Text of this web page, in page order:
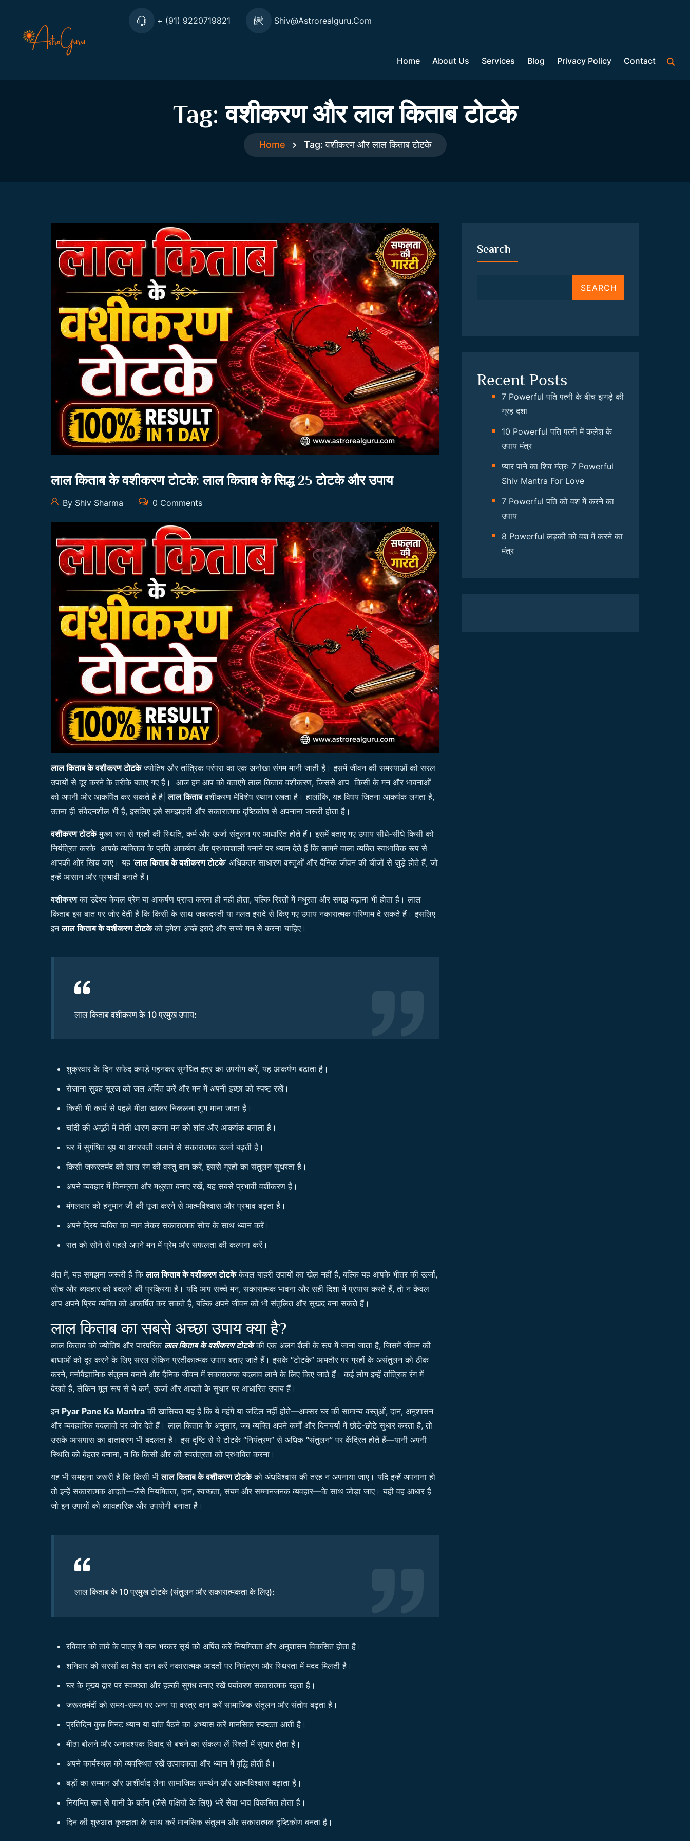
+ (91) 9220719821 Shiv@astrorealguru.com
Home About Us Services Blog Privacy Policy Contact
Tag:वशीकरण और लाल किताब टोटके
Home Tag:वशीकरण और लाल किताब टोटके
लाल किताब के वशीकरण टोटके: लाल किताब के सिद्ध 25 टोटके और उपाय
By Shiv Sharma 0 Comments
लाल किताब के वशीकरण टोटकेज्योतिष और तांत्रिक परंपरा का एक अनोखा संगम मानी जाती है। इसमें जीवन की समस्याओं को सरल
उपायों से दूर करने के तरीके बताए गए हैं। आज हम आप को बताएंगे लाल किताब वशीकरण, जिससे आप किसी के मन और भावनाओं
को अपनी ओर आकर्षित कर सकते है है|लाल किताबवशीकरण मेविशेष स्थान रखता है। हालांकि, यह विषय जितना आकर्षक लगता है,
उतना ही संवेदनशील भी है, इसलिए इसे समझदारी और सकारात्मक दृष्टिकोण से अपनाना जरूरी होता है।
वशीकरण टोटकेमुख्य रूप से ग्रहों की स्थिति, कर्म और ऊर्जा संतुलन पर आधारित होते हैं। इसमें बताए गए उपाय सीधे-सीधे किसी को
नियंत्रित करके आपके व्यक्तित्व के प्रति आकर्षण और प्रभावशाली बनाने पर ध्यान देते हैं कि सामने वाला व्यक्ति स्वाभाविक रूप से
आपकी ओर खिंच जाए। यह ‘लाल किताब के वशीकरण टोटके‘ अधिकतर साधारण वस्तुओं और दैनिक जीवन की चीजों से जुड़े होते हैं, जो
इन्हें आसान और प्रभावी बनाते हैं।
वशीकरणका उद्देश्य केवल प्रेम या आकर्षण प्राप्त करना ही नहीं होता, बल्कि रिश्तों में मधुरता और समझ बढ़ाना भी होता है। लाल
किताब इस बात पर जोर देती है कि किसी के साथ जबरदस्ती या गलत इरादे से किए गए उपाय नकारात्मक परिणाम दे सकते हैं। इसलिए
इनलाल किताब के वशीकरण टोटकेको हमेशा अच्छे इरादे और सच्चे मन से करना चाहिए।
लाल किताब वशीकरण के 10 प्रमुख उपाय:
शुक्रवार के दिन सफेद कपड़े पहनकर सुगंधित इत्र का उपयोग करें, यह आकर्षण बढ़ाता है।
रोजाना सुबह सूरज को जल अर्पित करें और मन में अपनी इच्छा को स्पष्ट रखें।
किसी भी कार्य से पहले मीठा खाकर निकलना शुभ माना जाता है।
चांदी की अंगूठी में मोती धारण करना मन को शांत और आकर्षक बनाता है।
घर में सुगंधित धूप या अगरबत्ती जलाने से सकारात्मक ऊर्जा बढ़ती है।
किसी जरूरतमंद को लाल रंग की वस्तु दान करें, इससे ग्रहों का संतुलन सुधरता है।
अपने व्यवहार में विनम्रता और मधुरता बनाए रखें, यह सबसे प्रभावी वशीकरण है।
मंगलवार को हनुमान जी की पूजा करने से आत्मविश्वास और प्रभाव बढ़ता है।
अपने प्रिय व्यक्ति का नाम लेकर सकारात्मक सोच के साथ ध्यान करें।
रात को सोने से पहले अपने मन में प्रेम और सफलता की कल्पना करें।
अंत में, यह समझना जरूरी है किलाल किताब के वशीकरण टोटकेकेवल बाहरी उपायों का खेल नहीं है, बल्कि यह आपके भीतर की ऊर्जा,
सोच और व्यवहार को बदलने की प्रक्रिया है। यदि आप सच्चे मन, सकारात्मक भावना और सही दिशा में प्रयास करते हैं, तो न केवल
आप अपने प्रिय व्यक्ति को आकर्षित कर सकते हैं, बल्कि अपने जीवन को भी संतुलित और सुखद बना सकते हैं।
लाल किताब का सबसे अच्छा उपाय क्या है?
लाल किताब को ज्योतिष और पारंपरिक लाल किताब के वशीकरण टोटकेकी एक अलग शैली के रूप में जाना जाता है, जिसमें जीवन की
बाधाओं को दूर करने के लिए सरल लेकिन प्रतीकात्मक उपाय बताए जाते हैं। इसके “टोटके” आमतौर पर ग्रहों के असंतुलन को ठीक
करने, मनोवैज्ञानिक संतुलन बनाने और दैनिक जीवन में सकारात्मक बदलाव लाने के लिए किए जाते हैं। कई लोग इन्हें तांत्रिक रंग में
देखते हैं, लेकिन मूल रूप से ये कर्म, ऊर्जा और आदतों के सुधार पर आधारित उपाय हैं।
इन Pyar Pane Ka Mantra की खासियत यह है कि ये महंगे या जटिल नहीं होते—अक्सर घर की सामान्य वस्तुओं, दान, अनुशासन
और व्यवहारिक बदलावों पर जोर देते हैं। लाल किताब के अनुसार, जब व्यक्ति अपने कर्मों और दिनचर्या में छोटे-छोटे सुधार करता है, तो
उसके आसपास का वातावरण भी बदलता है। इस दृष्टि से ये टोटके “नियंत्रण” से अधिक “संतुलन” पर केंद्रित होते हैं—यानी अपनी
स्थिति को बेहतर बनाना, न कि किसी और की स्वतंत्रता को प्रभावित करना।
यह भी समझना जरूरी है कि किसी भीलाल किताब के वशीकरण टोटकेको अंधविश्वास की तरह न अपनाया जाए। यदि इन्हें अपनाना हो
तो इन्हें सकारात्मक आदतों—जैसे नियमितता, दान, स्वच्छता, संयम और सम्मानजनक व्यवहार—के साथ जोड़ा जाए। यही वह आधार है
जो इन उपायों को व्यावहारिक और उपयोगी बनाता है।
लाल किताब के 10 प्रमुख टोटके (संतुलन और सकारात्मकता के लिए):
रविवार को तांबे के पात्र में जल भरकर सूर्य को अर्पित करें नियमितता और अनुशासन विकसित होता है।
शनिवार को सरसों का तेल दान करें नकारात्मक आदतों पर नियंत्रण और स्थिरता में मदद मिलती है।
घर के मुख्य द्वार पर स्वच्छता और हल्की सुगंध बनाए रखें पर्यावरण सकारात्मक रहता है।
जरूरतमंदों को समय-समय पर अन्न या वस्त्र दान करें सामाजिक संतुलन और संतोष बढ़ता है।
प्रतिदिन कुछ मिनट ध्यान या शांत बैठने का अभ्यास करें मानसिक स्पष्टता आती है।
मीठा बोलने और अनावश्यक विवाद से बचने का संकल्प लें रिश्तों में सुधार होता है।
अपने कार्यस्थल को व्यवस्थित रखें उत्पादकता और ध्यान में वृद्धि होती है।
बड़ों का सम्मान और आशीर्वाद लेना सामाजिक समर्थन और आत्मविश्वास बढ़ाता है।
नियमित रूप से पानी के बर्तन (जैसे पक्षियों के लिए) भरें सेवा भाव विकसित होता है।
दिन की शुरुआत कृतज्ञता के साथ करें मानसिक संतुलन और सकारात्मक दृष्टिकोण बनता है।
Search
SEARCH
Recent Posts
7 Powerful पति पत्नी के बीच झगड़े की
ग्रह दशा
10 Powerful पति पत्नी में कलेश के
उपाय मंत्र
प्यार पाने का शिव मंत्र: 7 Powerful
Shiv Mantra For Love
7 Powerful पति को वश में करने का
उपाय
8 Powerful लड़की को वश में करने का
मंत्र